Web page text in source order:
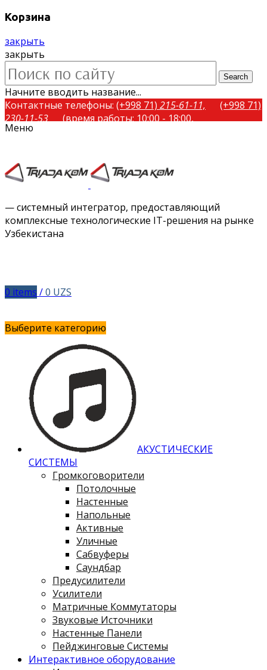
Корзина
закрыть
закрыть
Search
Начните вводить название...
Контактные телефоны: (+998 71) 215-61-11,
(+998 71)
230-11-53
(время работы: 10:00 - 18:00,
понедельник-пятница)
Instagram
Vimeo
Меню
— системный интегратор, предоставляющий
комплексные технологические IT-решения на рынке
Узбекистана
0 items /0 UZS
Выберите категорию
АКУСТИЧЕСКИЕ
СИСТЕМЫ
Громкоговорители
Потолочные
Настенные
Напольные
Активные
Уличные
Сабвуферы
Саундбар
Предусилители
Усилители
Матричные Коммутаторы
Звуковые Источники
Настенные Панели
Пейджинговые Системы
Интерактивное оборудование